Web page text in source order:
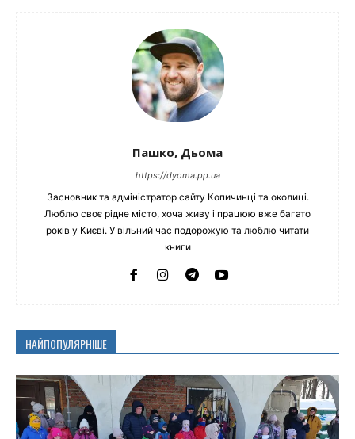
Пашко, Дьома
https://dyoma.pp.ua
Засновник та адміністратор сайту Копичинці та околиці.
Люблю своє рідне місто, хоча живу і працюю вже багато
років у Києві. У вільний час подорожую та люблю читати
книги
НАЙПОПУЛЯРНІШЕ